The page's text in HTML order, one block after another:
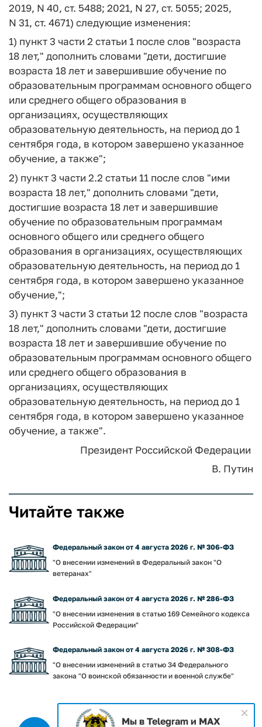
2019, N 40, ст. 5488; 2021, N 27, ст. 5055; 2025,
N 31, ст. 4671) следующие изменения:
1) пункт 3 части 2 статьи 1 после слов "возраста
18 лет," дополнить словами "дети, достигшие
возраста 18 лет и завершившие обучение по
образовательным программам основного общего
или среднего общего образования в
организациях, осуществляющих
образовательную деятельность, на период до 1
сентября года, в котором завершено указанное
обучение, а также";
2) пункт 3 части 2.2 статьи 11 после слов "ими
возраста 18 лет," дополнить словами "дети,
достигшие возраста 18 лет и завершившие
обучение по образовательным программам
основного общего или среднего общего
образования в организациях, осуществляющих
образовательную деятельность, на период до 1
сентября года, в котором завершено указанное
обучение,";
3) пункт 3 части 3 статьи 12 после слов "возраста
18 лет," дополнить словами "дети, достигшие
возраста 18 лет и завершившие обучение по
образовательным программам основного общего
или среднего общего образования в
организациях, осуществляющих
образовательную деятельность, на период до 1
сентября года, в котором завершено указанное
обучение, а также".
Президент Российской Федерации
В. Путин
Читайте также
Федеральный закон от 4 августа 2026 г. № 306-ФЗ
"О внесении изменений в Федеральный закон "О
ветеранах"
Федеральный закон от 4 августа 2026 г. № 286-ФЗ
"О внесении изменения в статью 169 Семейного кодекса
Российской Федерации"
Федеральный закон от 4 августа 2026 г. № 308-ФЗ
"О внесении изменений в статью 34 Федерального
закона "О воинской обязанности и военной службе"
Мы в Telegram и MAX